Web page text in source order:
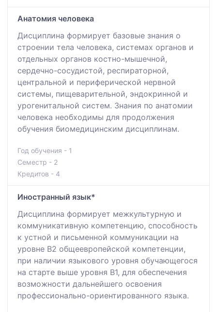
Анатомия человека
Дисциплина формирует базовые знания о
строении тела человека, системах органов и
отдельных органов костно-мышечной,
сердечно-сосудистой, респираторной,
центральной и периферической нервной
системы, пищеварительной, эндокринной и
урогенитальной систем. Знания по анатомии
человека необходимы для продолжения
обучения биомедицинским дисциплинам.
Год обучения - 1
Семестр - 2
Кредитов - 4
Иностранный язык*
Дисциплина формирует межкультурную и
коммуникативную компетенцию, способность
к устной и письменной коммуникации на
уровне В2 общеевропейской компетенции,
при наличии языкового уровня обучающегося
на старте выше уровня В1, для обеспечения
возможности дальнейшего освоения
профессионально-ориентированного языка.